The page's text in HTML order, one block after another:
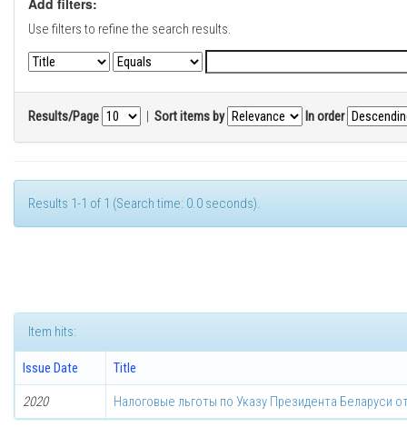
Add filters:
Use filters to refine the search results.
Results/Page | Sort items by In order
Results 1-1 of 1 (Search time: 0.0 seconds).
Item hits:
Issue Date Title
2020 Налоговые льготы по Указу Президента Беларуси